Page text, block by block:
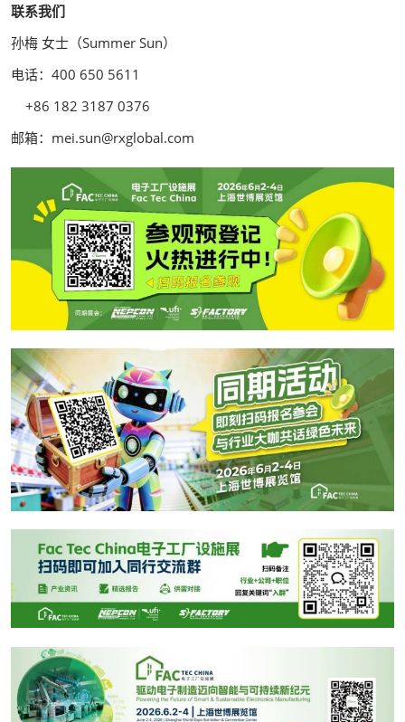
联系我们
孙梅 女士（Summer Sun）
电话：400 650 5611
+86 182 3187 0376
邮箱：mei.sun@rxglobal.com